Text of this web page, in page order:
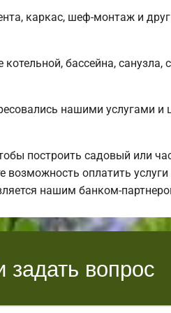
каркас, шеф-монтаж и
бассейна, санузла,
нашими услугами
построить садовый или
оплатить
нашим банком-
задать вопрос